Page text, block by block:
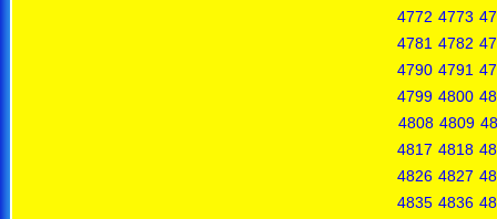
4772 4773
4781 4782
4790 4791
4799 4800
4808 4809
4817 4818
4826 4827
4835 4836